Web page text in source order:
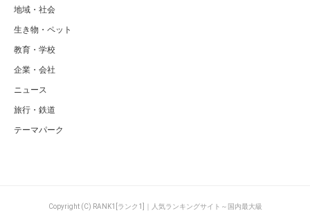
地域・社会
生き物・ペット
教育・学校
企業・会社
ニュース
旅行・鉄道
テーマパーク
Copyright (C) RANK1[ランク1]｜人気ランキングサイト～国内最大級